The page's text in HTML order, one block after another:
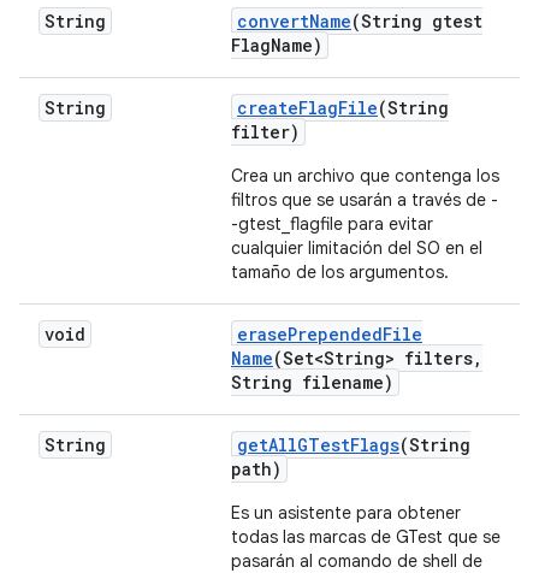
String convertName(String gtest
FlagName)
String createFlagFile(String
filter)
Crea un archivo que contenga los
filtros que se usarán a través de -
-gtest_flagfile para evitar
cualquier limitación del SO en el
tamaño de los argumentos.
void erasePrependedFile
Name(Set<String> filters,
String filename)
String getAllGTestFlags(String
path)
Es un asistente para obtener
todas las marcas de GTest que se
pasarán al comando de shell de